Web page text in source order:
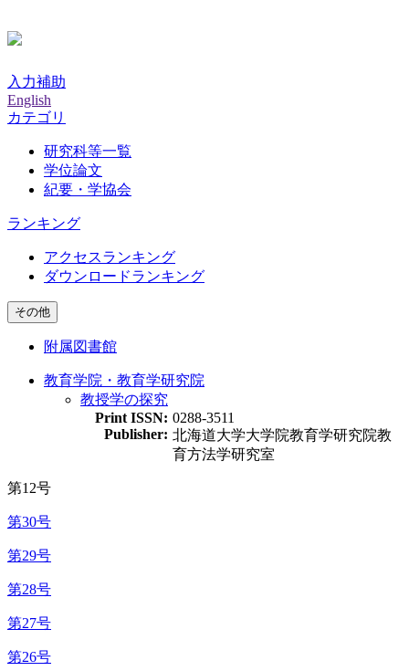
入力補助
English
カテゴリ
研究科等一覧
学位論文
紀要・学協会
ランキング
アクセスランキング
ダウンロードランキング
その他
附属図書館
教育学院・教育学研究院
教授学の探究
Print ISSN: 0288-3511
Publisher: 北海道大学大学院教育学研究院教
育方法学研究室
第12号
第30号
第29号
第28号
第27号
第26号